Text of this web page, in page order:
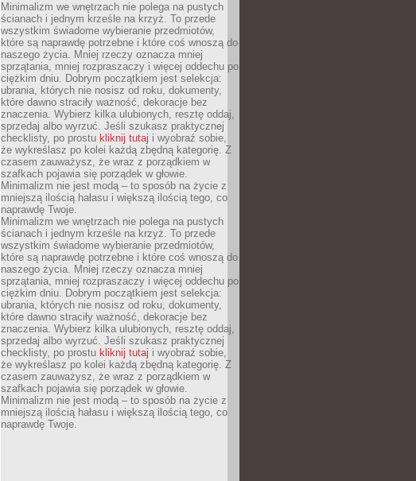
Minimalizm we wnętrzach nie polega na pustych
ścianach i jednym krześle na krzyż. To przede
wszystkim świadome wybieranie przedmiotów,
które są naprawdę potrzebne i które coś wnoszą do
naszego życia. Mniej rzeczy oznacza mniej
sprzątania, mniej rozpraszaczy i więcej oddechu po
ciężkim dniu. Dobrym początkiem jest selekcja:
ubrania, których nie nosisz od roku, dokumenty,
które dawno straciły ważność, dekoracje bez
znaczenia. Wybierz kilka ulubionych, resztę oddaj,
sprzedaj albo wyrzuć. Jeśli szukasz praktycznej
checklisty, po prostu kliknij tutaj i wyobraź sobie,
że wykreślasz po kolei każdą zbędną kategorię. Z
czasem zauważysz, że wraz z porządkiem w
szafkach pojawia się porządek w głowie.
Minimalizm nie jest modą – to sposób na życie z
mniejszą ilością hałasu i większą ilością tego, co
naprawdę Twoje.
Minimalizm we wnętrzach nie polega na pustych
ścianach i jednym krześle na krzyż. To przede
wszystkim świadome wybieranie przedmiotów,
które są naprawdę potrzebne i które coś wnoszą do
naszego życia. Mniej rzeczy oznacza mniej
sprzątania, mniej rozpraszaczy i więcej oddechu po
ciężkim dniu. Dobrym początkiem jest selekcja:
ubrania, których nie nosisz od roku, dokumenty,
które dawno straciły ważność, dekoracje bez
znaczenia. Wybierz kilka ulubionych, resztę oddaj,
sprzedaj albo wyrzuć. Jeśli szukasz praktycznej
checklisty, po prostu kliknij tutaj i wyobraź sobie,
że wykreślasz po kolei każdą zbędną kategorię. Z
czasem zauważysz, że wraz z porządkiem w
szafkach pojawia się porządek w głowie.
Minimalizm nie jest modą – to sposób na życie z
mniejszą ilością hałasu i większą ilością tego, co
naprawdę Twoje.